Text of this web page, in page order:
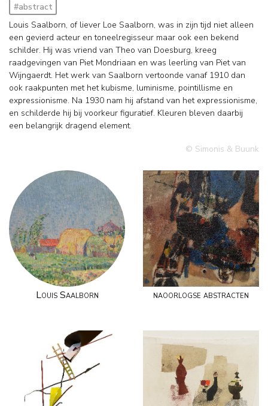
#abstract
Louis Saalborn, of liever Loe Saalborn, was in zijn tijd niet alleen
een gevierd acteur en toneelregisseur maar ook een bekend
schilder. Hij was vriend van Theo van Doesburg, kreeg
raadgevingen van Piet Mondriaan en was leerling van Piet van
Wijngaerdt. Het werk van Saalborn vertoonde vanaf 1910 dan
ook raakpunten met het kubisme, luminisme, pointillisme en
expressionisme. Na 1930 nam hij afstand van het expressionisme,
en schilderde hij bij voorkeur figuratief. Kleuren bleven daarbij
een belangrijk dragend element.
© Simonis & Buunk
Louis Saalborn naoorlogse abstracten